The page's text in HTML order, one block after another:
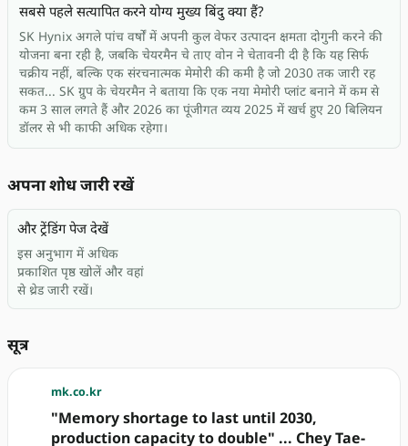
सबसे पहले सत्यापित करने योग्य मुख्य बिंदु क्या हैं?
SK Hynix अगले पांच वर्षों में अपनी कुल वेफर उत्पादन क्षमता दोगुनी करने की
योजना बना रही है, जबकि चेयरमैन चे ताए वोन ने चेतावनी दी है कि यह सिर्फ
चक्रीय नहीं, बल्कि एक संरचनात्मक मेमोरी की कमी है जो 2030 तक जारी रह
सकत... SK ग्रुप के चेयरमैन ने बताया कि एक नया मेमोरी प्लांट बनाने में कम से
कम 3 साल लगते हैं और 2026 का पूंजीगत व्यय 2025 में खर्च हुए 20 बिलियन
डॉलर से भी काफी अधिक रहेगा।
अपना शोध जारी रखें
और ट्रेंडिंग पेज देखें
इस अनुभाग में अधिक
प्रकाशित पृष्ठ खोलें और वहां
से थ्रेड जारी रखें।
सूत्र
mk.co.kr
"Memory shortage to last until 2030,
production capacity to double" ... Chey Tae-